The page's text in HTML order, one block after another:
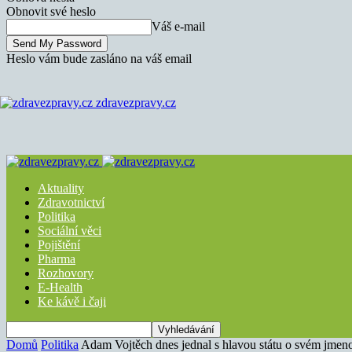
Obnovit své heslo
Váš e-mail
Heslo vám bude zasláno na váš email
zdravezpravy.cz
Aktuality
Zdravotnictví
Politika
Sociální věci
Pojištění
Pharma
Rozhovory
E-Health
Ke kávě i čaji
Domů Politika Adam Vojtěch dnes jednal s hlavou státu o svém